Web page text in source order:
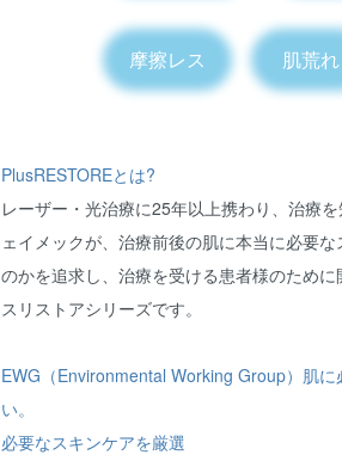
摩擦レス 肌荒
PlusRESTOREとは?
レーザー・光治療に25年以上携わり、治療
ェイメックが、治療前後の肌に本当に必要
のかを追求し、治療を受ける患者様のために
スリストアシリーズです。
EWG（Environmental Working Group）肌に
い。
必要なスキンケアを厳選